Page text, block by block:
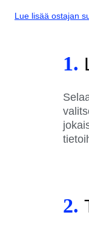
Lue lisää ostajan
1.
2.